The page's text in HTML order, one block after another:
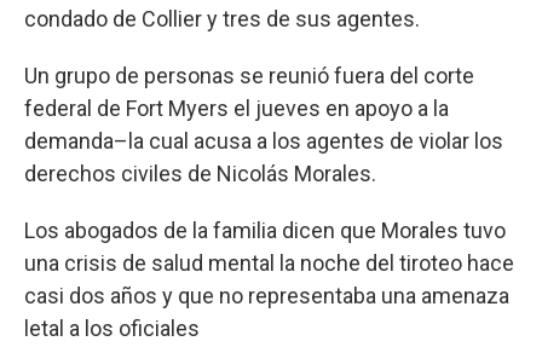
condado de Collier y tres de sus agentes.
Un grupo de personas se reunió fuera del corte
federal de Fort Myers el jueves en apoyo a la
demanda–la cual acusa a los agentes de violar los
derechos civiles de Nicolás Morales.
Los abogados de la familia dicen que Morales tuvo
una crisis de salud mental la noche del tiroteo hace
casi dos años y que no representaba una amenaza
letal a los oficiales